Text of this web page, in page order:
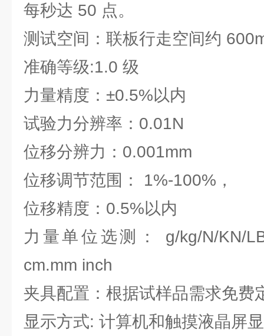
每秒达 50 点。
测试空间：联板行走空间约
准确等级:1.0 级
力量精度：±0.5%以内
试验力分辨率：0.01N
位移分辨力：0.001mm
位移调节范围： 1%-100%，
位移精度：0.5%以内
力量单位选测： g/kg/N/KN/
cm.mm inch
夹具配置：根据试样品需求免费
显示方式: 计算机和触摸液晶屏